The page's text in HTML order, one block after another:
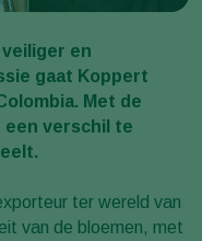
en
gaat Koppert
Met de
verschil te
ter wereld van
van de bloemen, met